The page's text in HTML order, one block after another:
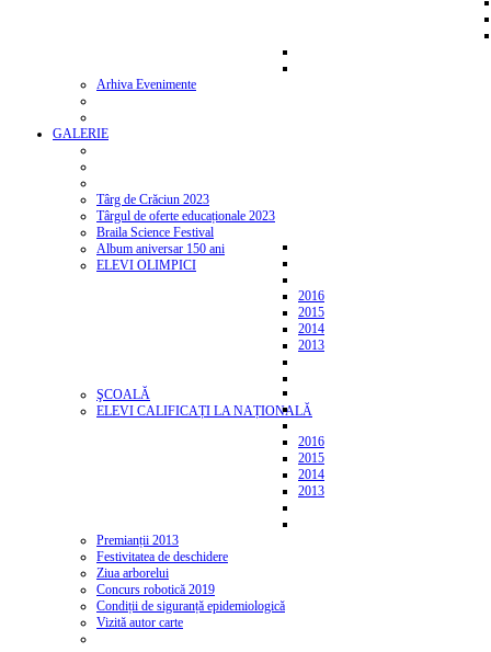
Arhiva Evenimente
GALERIE
Târg de Crăciun 2023
Târgul de oferte educaționale 2023
Braila Science Festival
Album aniversar 150 ani
ELEVI OLIMPICI
2016
2015
2014
2013
ŞCOALĂ
ELEVI CALIFICAȚI LA NAȚIONALĂ
2016
2015
2014
2013
Premianții 2013
Festivitatea de deschidere
Ziua arborelui
Concurs robotică 2019
Condiții de siguranță epidemiologică
Vizită autor carte